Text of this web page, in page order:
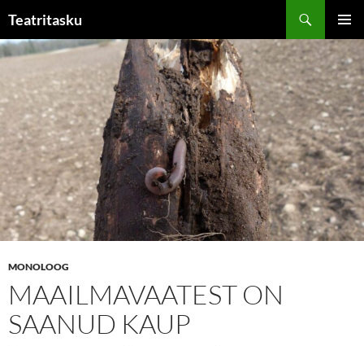
sisu
juurde
Teatritasku
MONOLOOG
MAAILMAVAATEST ON
SAANUD KAUP